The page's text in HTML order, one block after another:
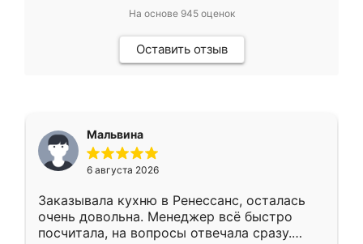
На основе 945оценок
Оставить отзыв
Мальвина
6 августа 2026
Заказывала кухню в Ренессанс, осталась
очень довольна. Менеджер всё быстро
посчитала, на вопросы отвечала сразу.